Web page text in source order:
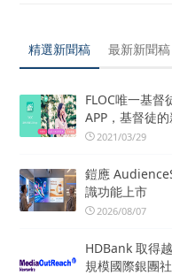
精選新聞稿 最新新聞稿
FLOC唯一基督
APP，基督徒
2021/03/29
鎧應
識功能上市
2026/08/07
HDBank 取得
規模國際銀團